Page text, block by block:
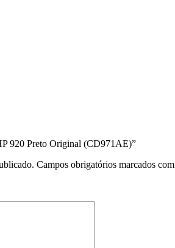
920 Preto Original (CD971AE)”
Campos obrigatórios marcados com